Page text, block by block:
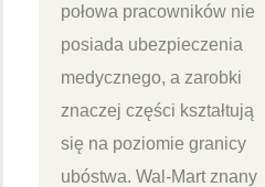
połowa pracowników nie
posiada ubezpieczenia
medycznego, a zarobki
znaczej części kształtują
się na poziomie granicy
ubóstwa. Wal-Mart znany